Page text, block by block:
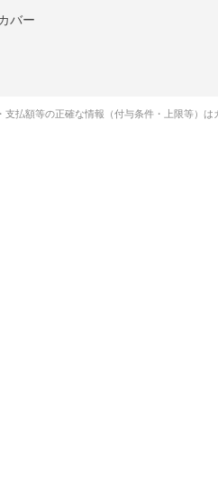
バー
払額等の正確な情報（付与条件・上限等）